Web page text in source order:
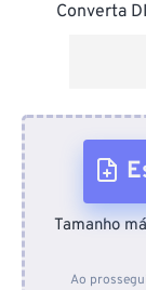
Converta
Tamanho
Ao